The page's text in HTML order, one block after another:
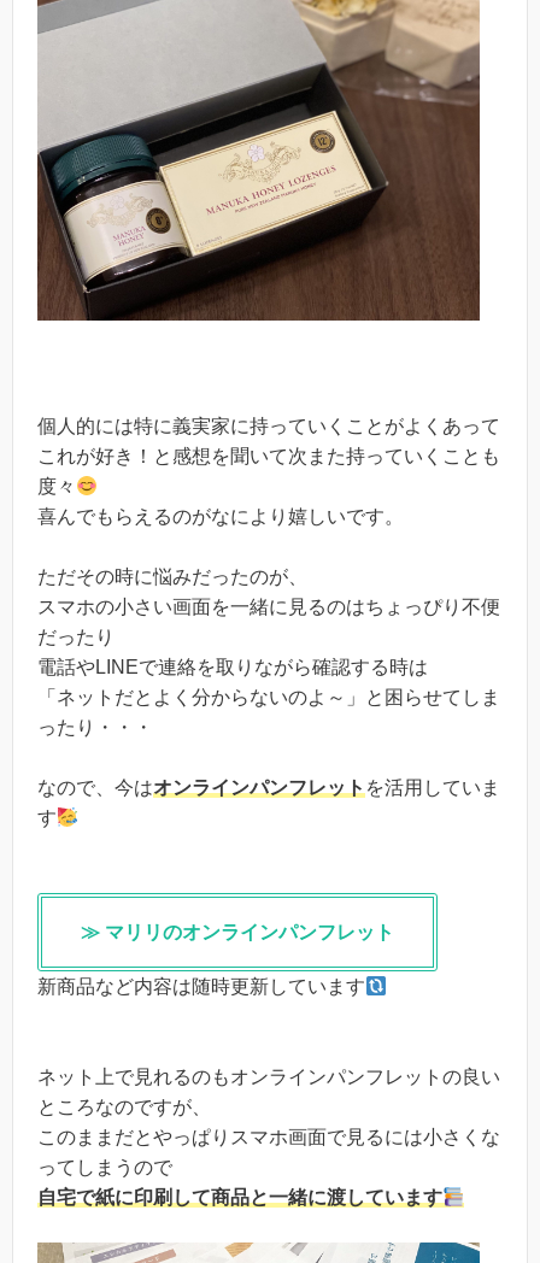
個人的には特に義実家に持っていくことがよくあって
これが好き！と感想を聞いて次また持っていくことも
度々
喜んでもらえるのがなにより嬉しいです。
ただその時に悩みだったのが、
スマホの小さい画面を一緒に見るのはちょっぴり不便
だったり
電話やLINEで連絡を取りながら確認する時は
「ネットだとよく分からないのよ～」と困らせてしま
ったり・・・
なので、今はオンラインパンフレット を活用していま
す
≫ マリリのオンラインパンフレット
新商品など内容は随時更新しています
ネット上で見れるのもオンラインパンフレットの良い
ところなのですが、
このままだとやっぱりスマホ画面で見るには小さくな
ってしまうので
自宅で紙に印刷して商品と一緒に渡しています